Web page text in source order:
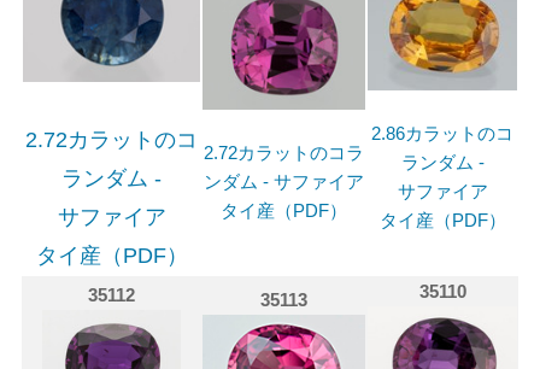
2.72カラットのコ
ランダム -
サファイア
タイ産（PDF）
2.72カラットのコラ
ンダム - サファイア
タイ産（PDF）
2.86カラットのコ
ランダム -
サファイア
タイ産（PDF）
35112 35113 35110